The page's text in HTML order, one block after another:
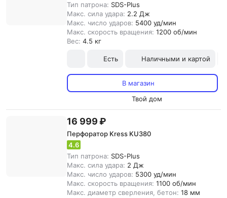
Тип патрона: SDS-Plus
Макс. сила удара: 2.2 Дж
Макс. число ударов: 5400 уд/мин
Макс. скорость вращения: 1200 об/мин
Вес: 4.5 кг
Есть Наличными и картой
В магазин
Твой дом
16 999 ₽
Перфоратор Kress KU380
4.6
Тип патрона: SDS-Plus
Макс. сила удара: 2 Дж
Макс. число ударов: 5300 уд/мин
Макс. скорость вращения: 1100 об/мин
Макс. диаметр сверления, бетон: 18 мм